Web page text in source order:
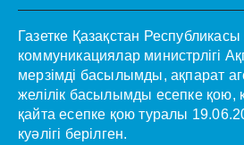
Газетке Қазақстан
коммуникациялар министрлігі
мерзімді басылымды, ақпарат
желілік басылымды есепке қою,
қайта есепке қою туралы
куәлігі берілген.